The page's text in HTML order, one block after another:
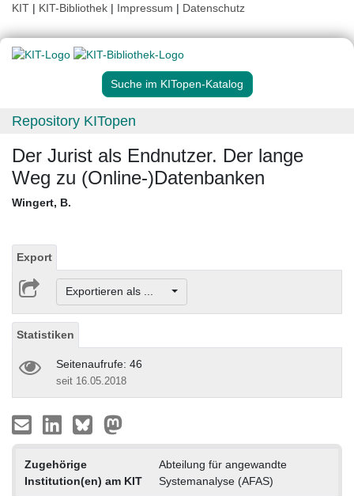
KIT | KIT-Bibliothek | Impressum | Datenschutz
Suche im KITopen-Katalog
Repository KITopen
Der Jurist als Endnutzer. Der lange
Weg zu (Online-)Datenbanken
Wingert, B.
Export
Exportieren als ...
Statistiken
Seitenaufrufe: 46
seit 16.05.2018
Zugehörige
Institution(en) am KIT
Abteilung für angewandte
Systemanalyse (AFAS)